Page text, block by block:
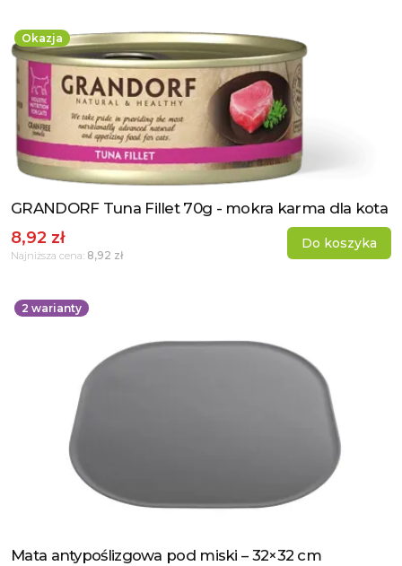
Okazja
Zobacz produkt
GRANDORF Tuna Fillet 70g - mokra karma dla kota
8,92 zł
Najniższa cena: 8,92 zł
Do koszyka
2 warianty
Zobacz produkt
Mata antypoślizgowa pod miski – 32×32 cm